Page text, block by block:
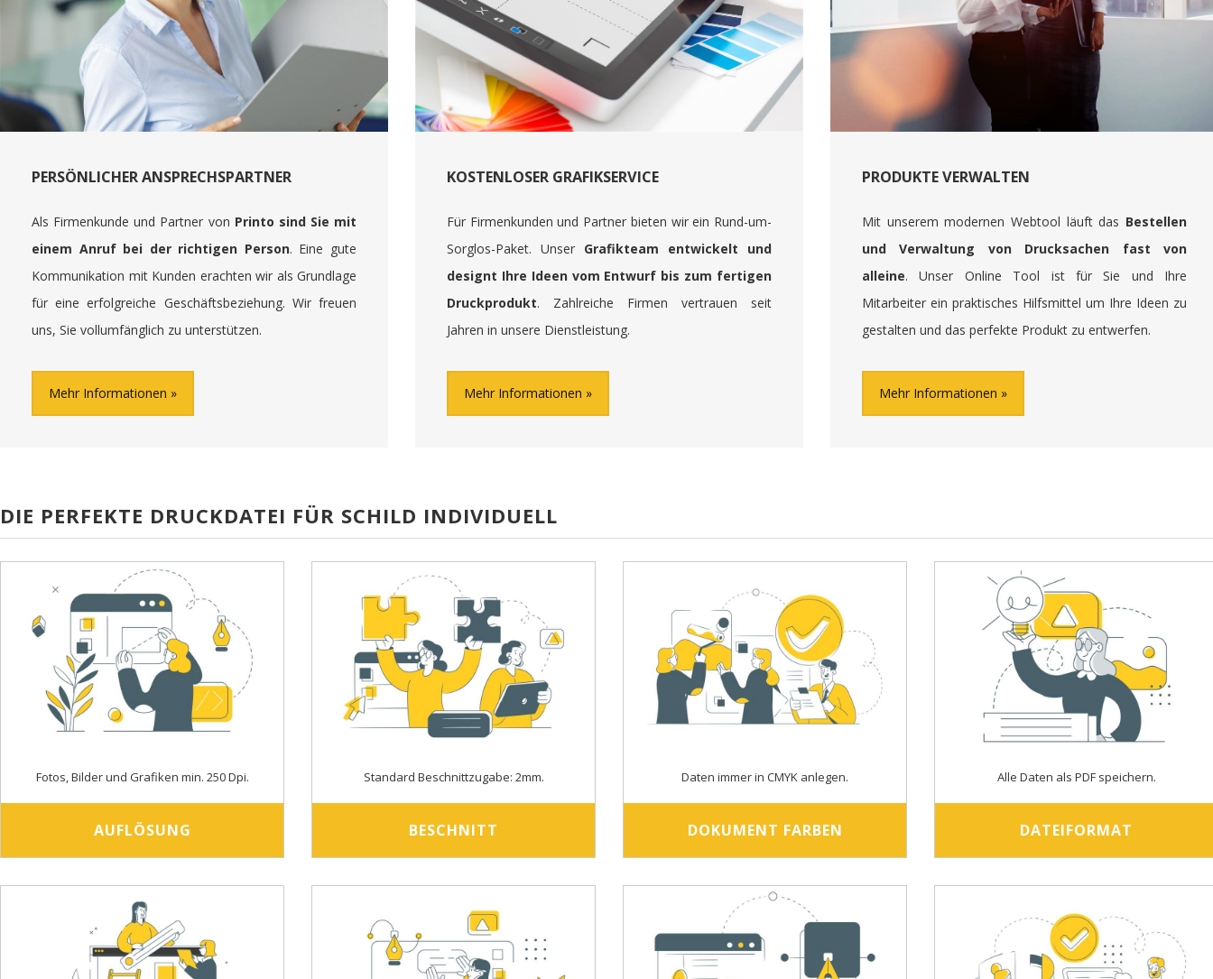
PERSÖNLICHER ANSPRECHSPARTNER
Als Firmenkunde und Partner von Printo sind Sie mit
einem Anruf bei der richtigen Person. Eine gute
Kommunikation mit Kunden erachten wir als Grundlage
für eine erfolgreiche Geschäftsbeziehung. Wir freuen
uns, Sie vollumfänglich zu unterstützen.
Mehr Informationen
KOSTENLOSER GRAFIKSERVICE
Für Firmenkunden und Partner bieten wir ein Rund-um-
Sorglos-Paket. Unser Grafikteam entwickelt und
designt Ihre Ideen vom Entwurf bis zum fertigen
Druckprodukt. Zahlreiche Firmen vertrauen seit
Jahren in unsere Dienstleistung.
Mehr Informationen
PRODUKTE VERWALTEN
Mit unserem modernen Webtool läuft das Bestellen
und Verwaltung von Drucksachen fast von
alleine. Unser Online Tool ist für Sie und Ihre
Mitarbeiter ein praktisches Hilfsmittel um Ihre Ideen zu
gestalten und das perfekte Produkt zu entwerfen.
Mehr Informationen
DIE PERFEKTE DRUCKDATEI FÜR SCHILD INDIVIDUELL
Fotos, Bilder und Grafiken min. 250 Dpi.
AUFLÖSUNG
Standard Beschnittzugabe: 2mm.
BESCHNITT
Daten immer in CMYK anlegen.
DOKUMENT FARBEN
Alle Daten als PDF speichern.
DATEIFORMAT